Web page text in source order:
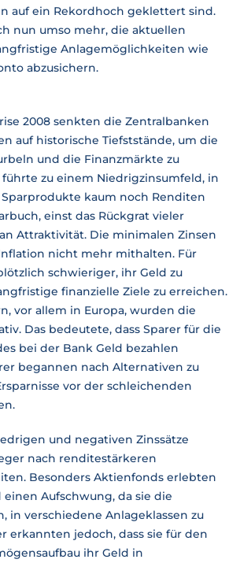
auf ein Rekordhoch geklettert sind.
nun umso mehr, die aktuellen
Anlagemöglichkeiten wie
abzusichern.
2008 senkten die Zentralbanken
auf historische Tiefststände, um die
und die Finanzmärkte zu
zu einem Niedrigzinsumfeld, in
kaum noch Renditen
einst das Rückgrat vieler
Attraktivität. Die minimalen Zinsen
nicht mehr mithalten. Für
schwieriger, ihr Geld zu
finanzielle Ziele zu erreichen.
vor allem in Europa, wurden die
Das bedeutete, dass Sparer für die
bei der Bank Geld bezahlen
begannen nach Alternativen zu
vor der schleichenden
und negativen Zinssätze
nach renditestärkeren
Besonders Aktienfonds erlebten
Aufschwung, da sie die
in verschiedene Anlageklassen zu
erkannten jedoch, dass sie für den
ihr Geld in